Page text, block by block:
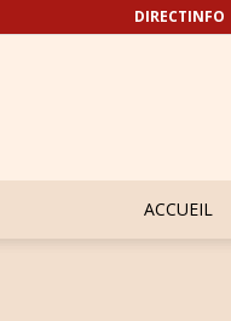
DIRECTINFO
ACCUEIL